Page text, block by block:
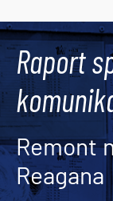
Raport
Remont
Reagana